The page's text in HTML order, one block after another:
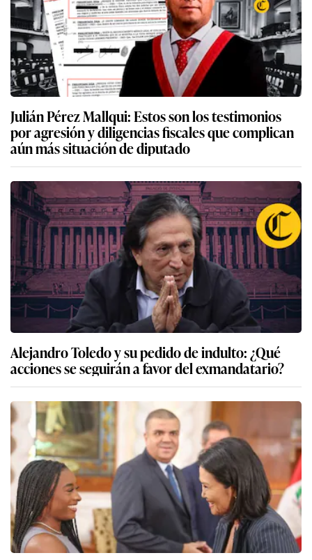
Julián Pérez Mallqui: Estos son los testimonios
por agresión y diligencias fiscales que complican
aún más situación de diputado
Alejandro Toledo y su pedido de indulto: ¿Qué
acciones se seguirán a favor del exmandatario?